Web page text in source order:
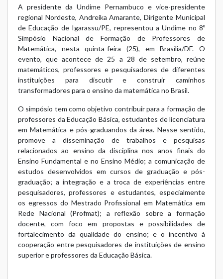
A presidente da Undime Pernambuco e vice-presidente
regional Nordeste, Andreika Amarante, Dirigente Municipal
de Educação de Igarassu/PE, representou a Undime no 8º
Simpósio Nacional de Formação de Professores de
Matemática, nesta quinta-feira (25), em Brasília/DF. O
evento, que acontece de 25 a 28 de setembro, reúne
matemáticos, professores e pesquisadores de diferentes
instituições para discutir e construir caminhos
transformadores para o ensino da matemática no Brasil.
O simpósio tem como objetivo contribuir para a formação de
professores da Educação Básica, estudantes de licenciatura
em Matemática e pós-graduandos da área. Nesse sentido,
promove a disseminação de trabalhos e pesquisas
relacionados ao ensino da disciplina nos anos finais do
Ensino Fundamental e no Ensino Médio; a comunicação de
estudos desenvolvidos em cursos de graduação e pós-
graduação; a integração e a troca de experiências entre
pesquisadores, professores e estudantes, especialmente
os egressos do Mestrado Profissional em Matemática em
Rede Nacional (Profmat); a reflexão sobre a formação
docente, com foco em propostas e possibilidades de
fortalecimento da qualidade do ensino; e o incentivo à
cooperação entre pesquisadores de instituições de ensino
superior e professores da Educação Básica.